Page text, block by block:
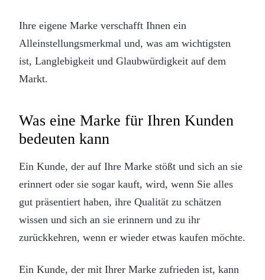
Ihre eigene Marke verschafft Ihnen ein
Alleinstellungsmerkmal und, was am wichtigsten
ist, Langlebigkeit und Glaubwürdigkeit auf dem
Markt.
Was eine Marke für Ihren Kunden
bedeuten kann
Ein Kunde, der auf Ihre Marke stößt und sich an sie
erinnert oder sie sogar kauft, wird, wenn Sie alles
gut präsentiert haben, ihre Qualität zu schätzen
wissen und sich an sie erinnern und zu ihr
zurückkehren, wenn er wieder etwas kaufen möchte.
Ein Kunde, der mit Ihrer Marke zufrieden ist, kann